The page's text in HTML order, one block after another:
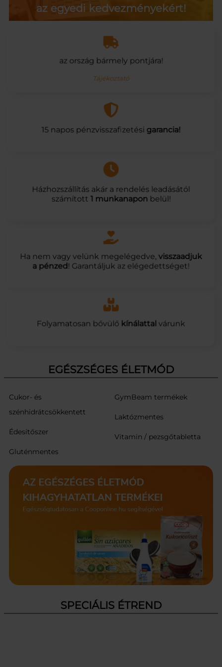
az egyedi kedvezményekért!
az ország bármely pontjára!
Tájékoztató
15 napos pénzvisszafizetésigarancia!
Házhozszállítás akár a rendelés leadásától
számított 1 munkanapon belül!
Ha nem vagy velünk megelégedve,visszaadjuk
a pénzed! Garantáljuk az elégedettséget!
Folyamatosan bővülő kínálattal várunk
EGÉSZSÉGES ÉLETMÓD
Cukor- és
szénhidrátcsökkentett
Édesítőszer
Gluténmentes
GymBeam termékek
Laktózmentes
Vitamin / pezsgőtabletta
SPECIÁLIS ÉTREND